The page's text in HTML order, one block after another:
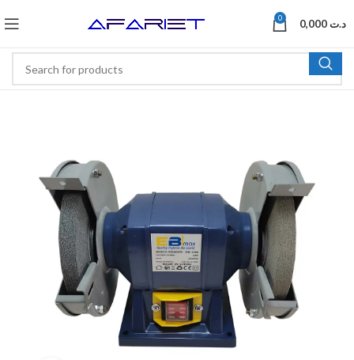
0 د.ت